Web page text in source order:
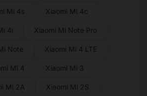
Mi 4s Xiaomi Mi 4c
4i Xiaomi Mi Note Pro
Note Xiaomi Mi 4 LTE
Mi 4 Xiaomi Mi 3
Mi 2A Xiaomi Mi 2S